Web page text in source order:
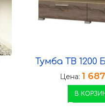
Тумба ТВ
Цена:1 687
В